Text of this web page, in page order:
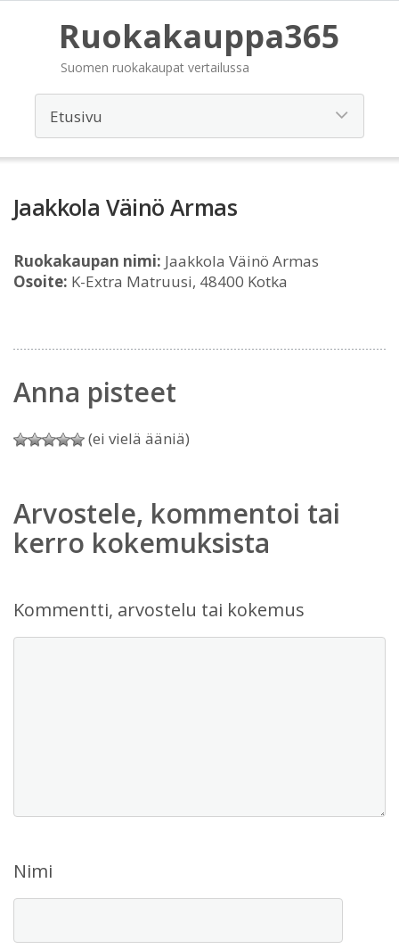
Ruokakauppa365
Suomen ruokakaupat vertailussa
Jaakkola Väinö Armas
Ruokakaupan nimi: Jaakkola Väinö Armas
Osoite: K-Extra Matruusi, 48400 Kotka
Anna pisteet
(ei vielä ääniä)
Arvostele, kommentoi tai
kerro kokemuksista
Kommentti, arvostelu tai kokemus
Nimi